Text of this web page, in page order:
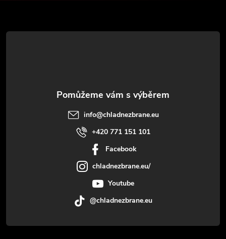
info@chladnezbrane.eu
+420 771 151 101
Facebook
chladnezbrane.eu/
Youtube
@chladnezbrane.eu